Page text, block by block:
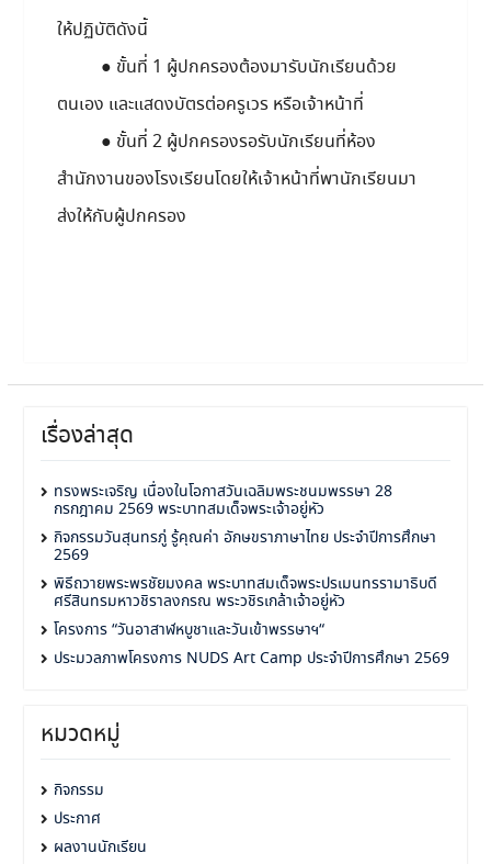
ให้ปฏิบัติดังนี้
● ขั้นที่ 1 ผู้ปกครองต้องมารับนักเรียนด้วย
ตนเอง และแสดงบัตรต่อครูเวร หรือเจ้าหน้าที่
● ขั้นที่ 2 ผู้ปกครองรอรับนักเรียนที่ห้อง
สำนักงานของโรงเรียนโดยให้เจ้าหน้าที่พานักเรียนมา
ส่งให้กับผู้ปกครอง
เรื่องล่าสุด
ทรงพระเจริญ เนื่องในโอกาสวันเฉลิมพระชนมพรรษา 28
กรกฎาคม 2569 พระบาทสมเด็จพระเจ้าอยู่หัว
กิจกรรมวันสุนทรภู่ รู้คุณค่า อักษขราภาษาไทย ประจำปีการศึกษา
2569
พิธีถวายพระพรชัยมงคล พระบาทสมเด็จพระปรเมนทรรามาธิบดี
ศรีสินทรมหาวชิราลงกรณ พระวชิรเกล้าเจ้าอยู่หัว
โครงการ “วันอาสาฬหบูชาและวันเข้าพรรษาฯ“
ประมวลภาพโครงการ NUDS Art Camp ประจำปีการศึกษา 2569
หมวดหมู่
กิจกรรม
ประกาศ
ผลงานนักเรียน